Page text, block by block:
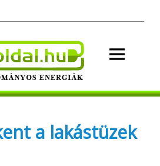
energiák.
a lakástüzek